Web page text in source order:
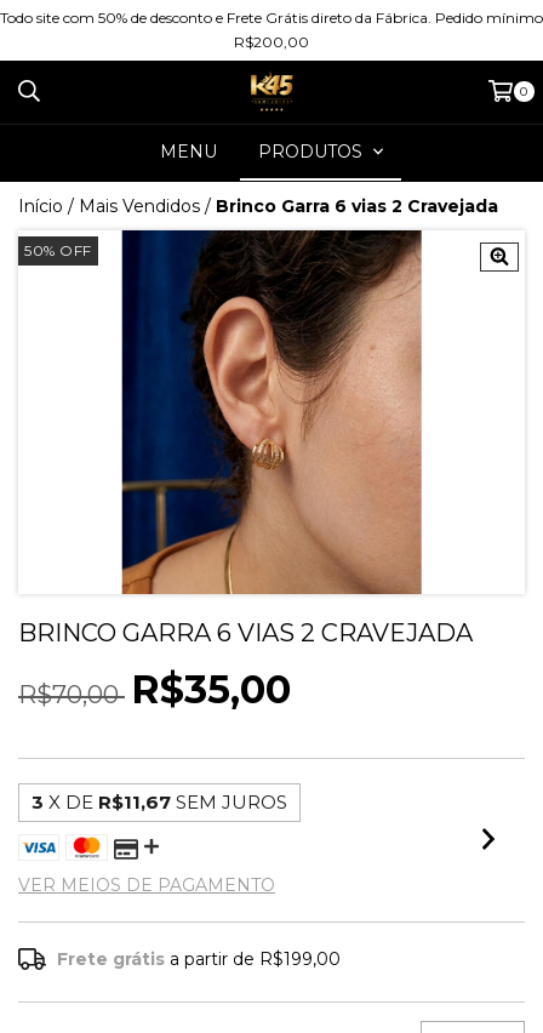
Todo site com 50% de desconto e Frete Grátis direto da Fábrica. Pedido mínimo
R$200,00
0
MENU PRODUTOS
Início / Mais Vendidos / Brinco Garra 6 vias 2 Cravejada
50% OFF
BRINCO GARRA 6 VIAS 2 CRAVEJADA
R$70,00 R$35,00
3 X DE R$11,67 SEM JUROS
VER MEIOS DE PAGAMENTO
Frete grátis a partir de R$199,00